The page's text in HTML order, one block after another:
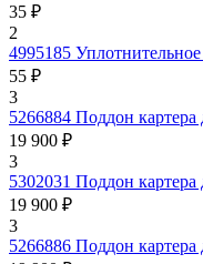
35 ₽
2
4995185
55 ₽
3
5266884 Поддон картера
19 900 ₽
3
5302031 Поддон картера
19 900 ₽
3
5266886 Поддон картера